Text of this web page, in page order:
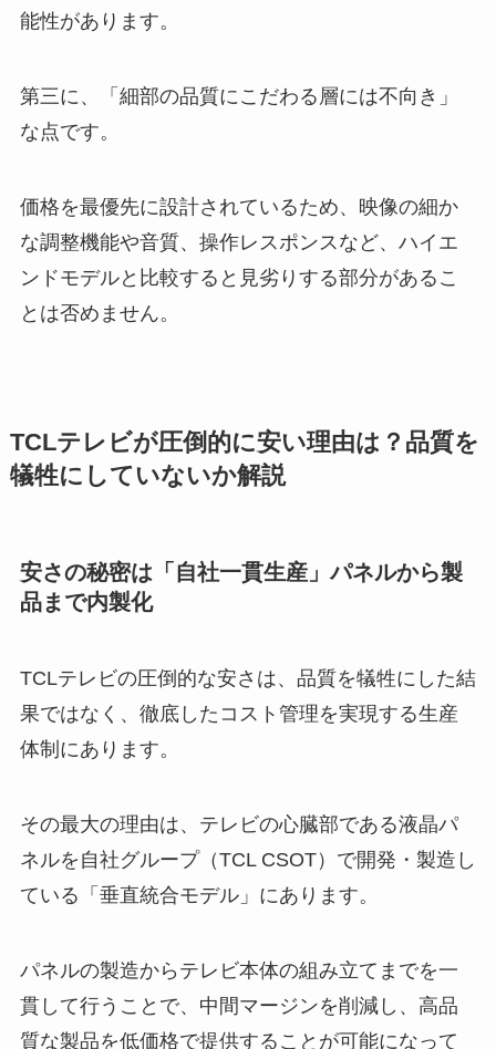
能性があります。
第三に、「細部の品質にこだわる層には不向き」
な点です。
価格を最優先に設計されているため、映像の細か
な調整機能や音質、操作レスポンスなど、ハイエ
ンドモデルと比較すると見劣りする部分があるこ
とは否めません。
TCLテレビが圧倒的に安い理由は？品質を
犠牲にしていないか解説
安さの秘密は「自社一貫生産」パネルから製
品まで内製化
TCLテレビの圧倒的な安さは、品質を犠牲にした結
果ではなく、徹底したコスト管理を実現する生産
体制にあります。
その最大の理由は、テレビの心臓部である液晶パ
ネルを自社グループ（TCL CSOT）で開発・製造し
ている「垂直統合モデル」にあります。
パネルの製造からテレビ本体の組み立てまでを一
貫して行うことで、中間マージンを削減し、高品
質な製品を低価格で提供することが可能になって